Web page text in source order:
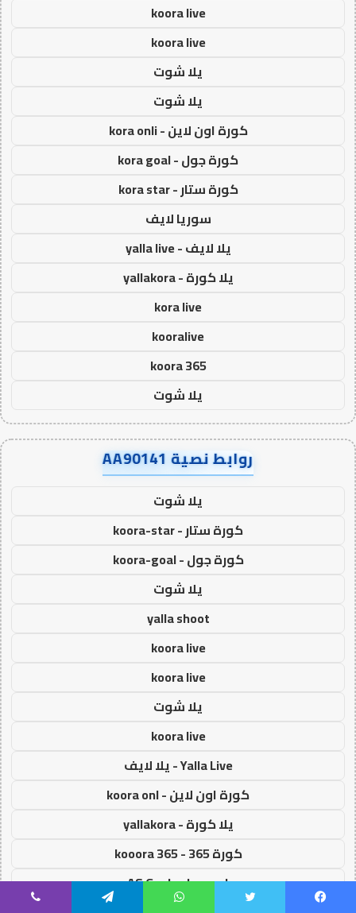
koora live
koora live
يلا شوت
يلا شوت
كورة اون لاين - kora onli
كورة جول - kora goal
كورة ستار - kora star
سوريا لايف
يلا لايف - yalla live
يلا كورة - yallakora
kora live
kooralive
koora 365
يلا شوت
روابط نصية AA90141
يلا شوت
كورة ستار - koora-star
كورة جول - koora-goal
يلا شوت
yalla shoot
koora live
koora live
يلا شوت
koora live
Yalla Live - يلا لايف
كورة اون لاين - koora onl
يلا كورة - yallakora
كورة 365 - kooora 365
اس جول - AS Goal